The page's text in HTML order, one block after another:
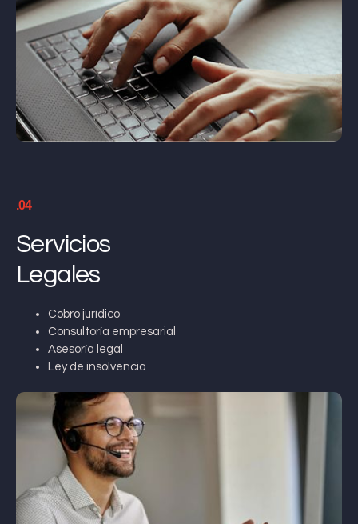
.04
Servicios
Legales
Cobro jurídico
Consultoría empresarial
Asesoría legal
Ley de insolvencia